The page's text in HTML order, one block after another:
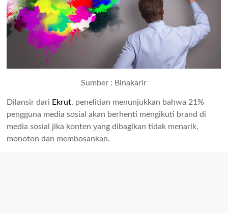
Sumber : Binakarir
Dilansir dari Ekrut, penelitian menunjukkan bahwa 21%
pengguna media sosial akan berhenti mengikuti brand di
media sosial jika konten yang dibagikan tidak menarik,
monoton dan membosankan.